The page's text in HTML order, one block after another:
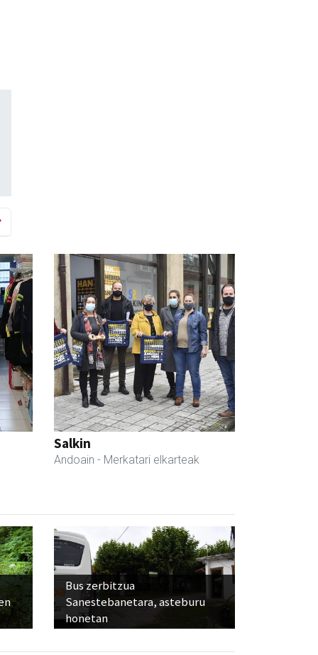
Salkin
Andoain - Merkatari elkarteak
Bus zerbitzua
Sanestebanetara, asteburu
honetan